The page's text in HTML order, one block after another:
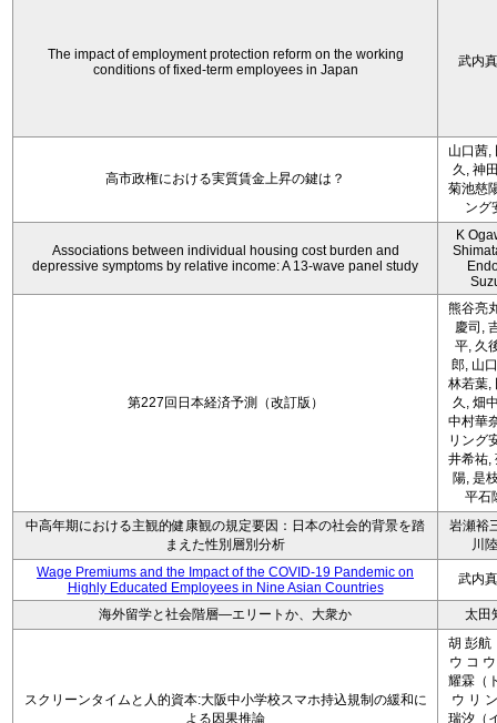
The impact of employment protection reform on the working
conditions of fixed-term employees in Japan
武内
高市政権における実質賃金上昇の鍵は？
山口茜,
久, 神
菊池慈
ング
Associations between individual housing cost burden and
depressive symptoms by relative income: A 13-wave panel study
K
第227回日本経済予測（改訂版）
熊谷亮
慶司,
平, 久
郎, 山
林若葉,
久, 畑
中村華
リング
井希祐,
陽, 是
平石
中高年期における主観的健康観の規定要因：日本の社会的背景を踏
まえた性別層別分析
岩瀬裕
川
Wage Premiums and the Impact of the COVID‑19 Pandemic on
Highly Educated Employees in Nine Asian Countries
武内
海外留学と社会階層―エリートか、大衆か 太田
スクリーンタイムと人的資本:大阪中小学校スマホ持込規制の緩和に
よる因果推論
胡 彭航
ウ コ
耀霖（
ウ リ
瑞汐（